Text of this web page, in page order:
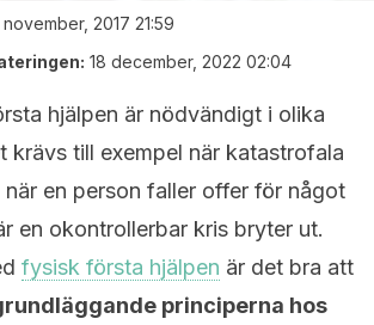
2017 21:59
18 december, 2022 02:04
hjälpen är nödvändigt i olika
krävs till exempel när katastrofala
en person faller offer för något
en okontrollerbar kris bryter ut.
fysisk första hjälpen är det bra att
principerna hos